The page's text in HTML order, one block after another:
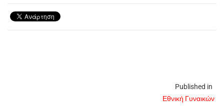
Published in
Εθνική Γυναικών